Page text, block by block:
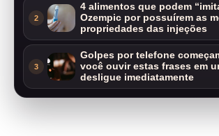
2
4 alimentos que podem
Ozempic por possuírem as
propriedades das injeções
3
Golpes por telefone
você ouvir estas frases em
desligue imediatamente